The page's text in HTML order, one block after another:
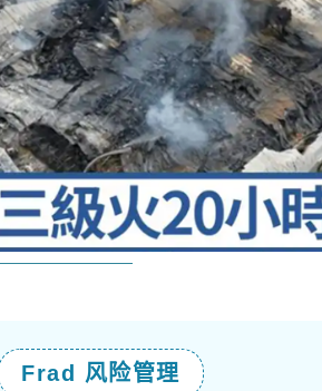
Frad 风险管理